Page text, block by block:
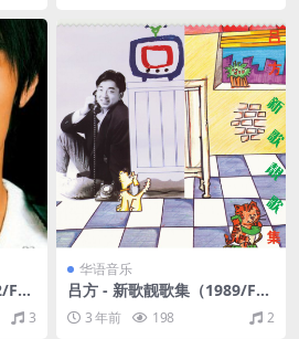
FL
3
华语音乐
吕方 - 新歌靓歌集（1989/FL
AC/分轨/282M）
3 年前 198 2